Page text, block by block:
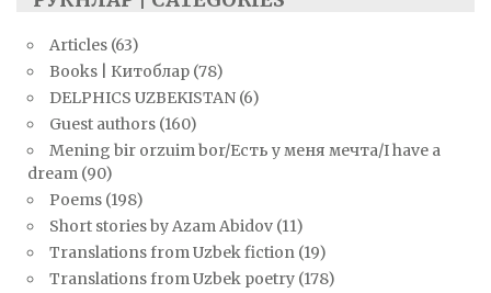
Articles (63)
Books | Китоблар (78)
DELPHICS UZBEKISTAN (6)
Guest authors (160)
Mening bir orzuim bor/Есть у меня мечта/I have a
dream (90)
Poems (198)
Short stories by Azam Abidov (11)
Translations from Uzbek fiction (19)
Translations from Uzbek poetry (178)